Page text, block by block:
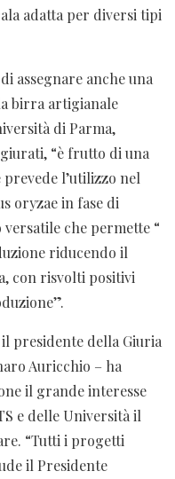
adatta per diversi tipi
assegnare anche una
birra artigianale
di Parma,
“è frutto di una
l’utilizzo nel
oryzae in fase di
che permette “
riducendo il
con risvolti positivi
presidente della Giuria
Auricchio – ha
il grande interesse
e delle Università il
“Tutti i progetti
il Presidente